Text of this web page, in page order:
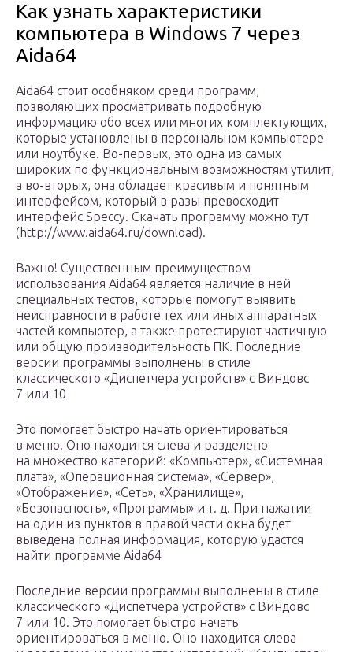
Как узнать характеристики
компьютера в Windows 7 через
Aida64
Aida64 стоит особняком среди программ,
позволяющих просматривать подробную
информацию обо всех или многих комплектующих,
которые установлены в персональном компьютере
или ноутбуке. Во-первых, это одна из самых
широких по функциональным возможностям утилит,
а во-вторых, она обладает красивым и понятным
интерфейсом, который в разы превосходит
интерфейс Speccy. Скачать программу можно тут
(http://www.aida64.ru/download).
Важно! Существенным преимуществом
использования Aida64 является наличие в ней
специальных тестов, которые помогут выявить
неисправности в работе тех или иных аппаратных
частей компьютер, а также протестируют частичную
или общую производительность ПК. Последние
версии программы выполнены в стиле
классического «Диспетчера устройств» с Виндовс
7 или 10
Это помогает быстро начать ориентироваться
в меню. Оно находится слева и разделено
на множество категорий: «Компьютер», «Системная
плата», «Операционная система», «Сервер»,
«Отображение», «Сеть», «Хранилище»,
«Безопасность», «Программы» и т. д. При нажатии
на один из пунктов в правой части окна будет
выведена полная информация, которую удастся
найти программе Aida64
Последние версии программы выполнены в стиле
классического «Диспетчера устройств» с Виндовс
7 или 10. Это помогает быстро начать
ориентироваться в меню. Оно находится слева